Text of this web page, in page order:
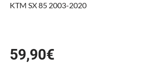
KTM SX 85 2003-2020
59,90€